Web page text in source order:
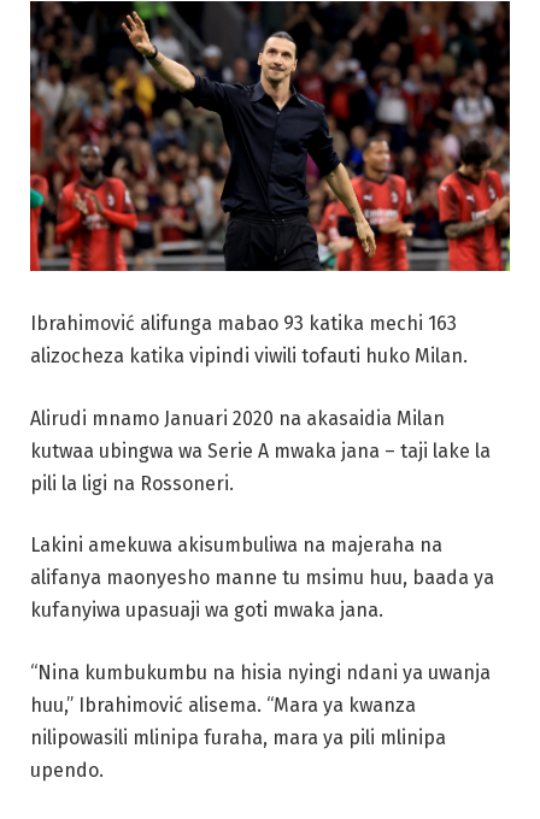
Ibrahimović alifunga mabao 93 katika mechi 163
alizocheza katika vipindi viwili tofauti huko Milan.
Alirudi mnamo Januari 2020 na akasaidia Milan
kutwaa ubingwa wa Serie A mwaka jana – taji lake la
pili la ligi na Rossoneri.
Lakini amekuwa akisumbuliwa na majeraha na
alifanya maonyesho manne tu msimu huu, baada ya
kufanyiwa upasuaji wa goti mwaka jana.
“Nina kumbukumbu na hisia nyingi ndani ya uwanja
huu,” Ibrahimović alisema. “Mara ya kwanza
nilipowasili mlinipa furaha, mara ya pili mlinipa
upendo.